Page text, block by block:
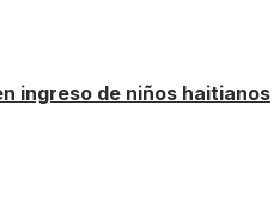
ingreso de niños haitianos